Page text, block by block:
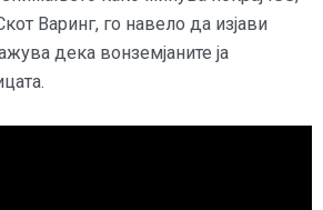
Варинг, го навело да изјави
дека вонземјаните ја